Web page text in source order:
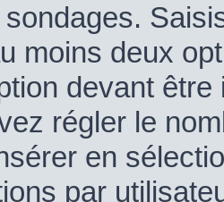
moins deux
devant
régler le
en
par